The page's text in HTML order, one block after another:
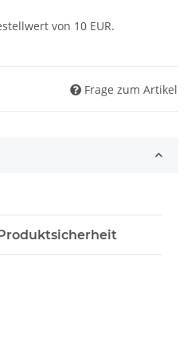
von 10 EUR.
Frage zum Artikel